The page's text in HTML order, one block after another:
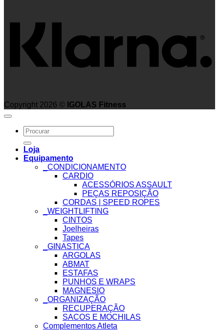
Copyright 2026 © IGOLAS Fitness
Search
for:
Loja
Equipamento
_CONDICIONAMENTO
CARDIO
ACESSÓRIOS ASSAULT
PEÇAS REPOSIÇÃO
CORDAS | SPEED ROPES
_WEIGHTLIFTING
CINTOS
Joelheiras
Tapes
_GINASTICA
ARGOLAS
ABMAT
ESTAFAS
PUNHOS E WRAPS
MAGNESIO
_ORGANIZAÇÃO
RECUPERAÇÃO
SACOS E MOCHILAS
Complementos Atleta